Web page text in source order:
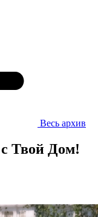
Весь архив
Твой Дом!